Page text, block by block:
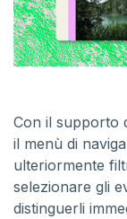
Con il supporto
il menù di
ulteriormente
selezionare gli
distinguerli